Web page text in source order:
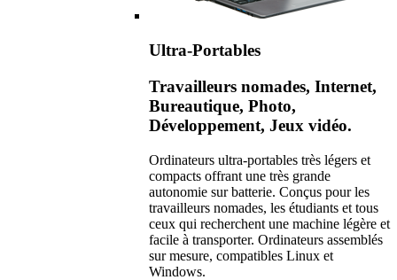
Ultra-Portables
Travailleurs nomades, Internet,
Bureautique, Photo,
Développement, Jeux vidéo.
Ordinateurs ultra-portables très légers et
compacts offrant une très grande
autonomie sur batterie. Conçus pour les
travailleurs nomades, les étudiants et tous
ceux qui recherchent une machine légère et
facile à transporter. Ordinateurs assemblés
sur mesure, compatibles Linux et
Windows.